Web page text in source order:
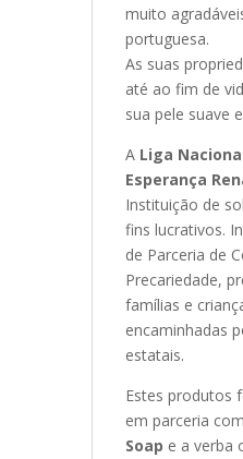
muito
portuguesa.
As suas
até ao fim de
sua pele suave
A Liga
Esperança
Instituição de
fins lucrativos.
de Parceria de
Precariedade,
famílias e
encaminhadas
estatais.
Estes produtos
em parceria
Soap e a verba